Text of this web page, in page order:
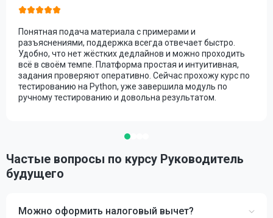
Понятная подача материала с примерами и
разъяснениями, поддержка всегда отвечает быстро.
Удобно, что нет жёстких дедлайнов и можно проходить
всё в своём темпе. Платформа простая и интуитивная,
задания проверяют оперативно. Сейчас прохожу курс по
тестированию на Python, уже завершила модуль по
ручному тестированию и довольна результатом.
Частые вопросы по курсу Руководитель
будущего
Можно оформить налоговый вычет?